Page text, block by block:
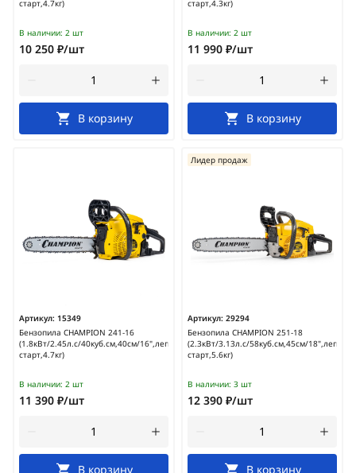
старт,4.7кг)
В наличии: 2 шт
10 250 ₽/шт
В корзину
старт,4.3кг)
В наличии: 2 шт
11 990 ₽/шт
В корзину
Артикул: 15349
Бензопила CHAMPION 241-16
(1.8кВт/2.45л.с/40куб.см,40см/16",легкий
старт,4.7кг)
В наличии: 2 шт
11 390 ₽/шт
В корзину
Артикул: 29294
Бензопила CHAMPION 251-18
(2.3кВт/3.13л.с/58куб.см,45см/18",легкий
старт,5.6кг)
Лидер продаж
В наличии: 3 шт
12 390 ₽/шт
В корзину